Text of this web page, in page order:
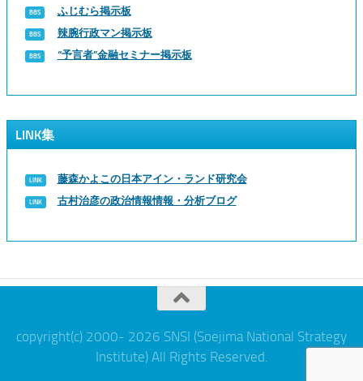
ふじむら掲示板
辣腕行政マン掲示板
“予言者”金融セミナー掲示板
LINK集
藤森かよこの日本アイン・ランド研究会
古村治彦の政治情報情報・分析ブログ
copyright(c) 2000- 2026 SNSI (Soejima National Strategy
Institute) All Rights Reserved.